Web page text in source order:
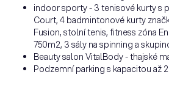
indoor sporty - 3 tenisové kurty s
Court, 4 badmintonové kurty
Fusion, stolní tenis, fitness zóna
750m2, 3 sály na spinning a
Beauty salon VitalBody - thajské
Podzemní parking s kapacitou až